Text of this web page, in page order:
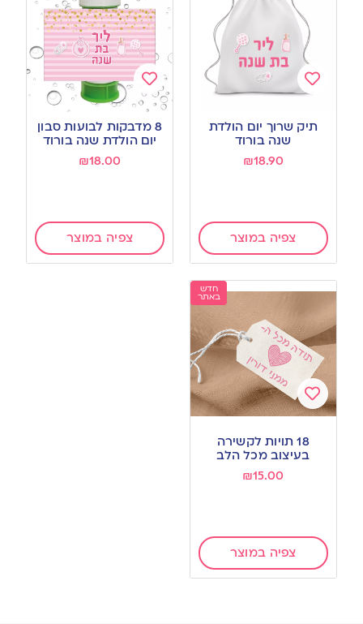
to
wishlist
תיק שרוך יום הולדת
שנה בורוד
₪18.90
צפיה במוצר
Add
to
wishlist
8 מדבקות לבועות סבון
יום הולדת שנה בורוד
₪18.00
צפיה במוצר
חדש
באתר
Add
to
wishlist
18 תויות לקשירה
בעיצוב מכל הלב
₪15.00
צפיה במוצר